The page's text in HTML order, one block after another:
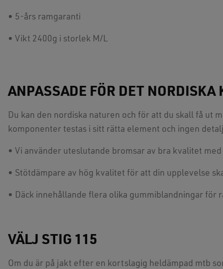
• 5-års ramgaranti
• Vikt 2400g i storlek M/L
ANPASSADE FÖR DET
Du kan den nordiska naturen och för att du skall få ut
komponenter testas i sitt rätta element och ingen
• Vi använder uteslutande bromsar av bra kvalitet
• Stötdämpare av hög kvalitet för att din upplevelse
• Däck innehållande flera olika gummiblandningar
VÄLJ STIG 115
Om du är på jakt efter en kortslagig heldämpad mtb